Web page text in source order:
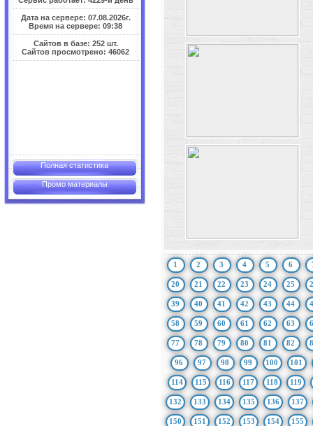
Дата на сервере: 07.08.2026г.
Время на сервере: 09:38
Сайтов в базе: 252 шт.
Сайтов просмотрено: 46062
Полная статистика
Промо материалы
1 2 3 4 5 6
20 21 22 23 24 25
39 40 41 42 43 44
58 59 60 61 62 63
77 78 79 80 81 82
96 97 98 99 100 101
114 115 116 117 118 119
132 133 134 135 136 137
150 151 152 153 154 155